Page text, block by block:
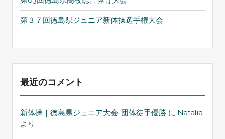
第３７回徳島県ジュニア新体操選手権大会
最近のコメント
新体操｜徳島県ジュニア大会-団体徒手優勝 に Natalia
より